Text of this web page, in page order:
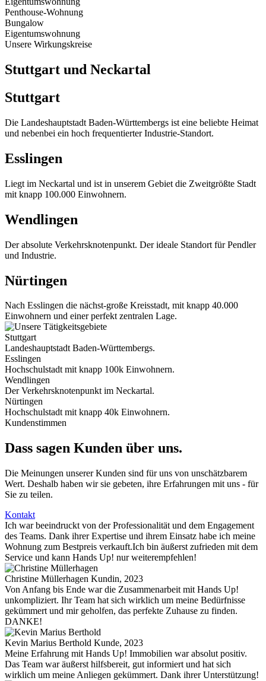
Penthouse-Wohnung
Bungalow
Eigentumswohnung
Unsere Wirkungskreise
Stuttgart und Neckartal
Stuttgart
Die Landeshauptstadt Baden-Württembergs ist eine beliebte Heimat
und nebenbei ein hoch frequentierter Industrie-Standort.
Esslingen
Liegt im Neckartal und ist in unserem Gebiet die Zweitgrößte Stadt
mit knapp 100.000 Einwohnern.
Wendlingen
Der absolute Verkehrsknotenpunkt. Der ideale Standort für Pendler
und Industrie.
Nürtingen
Nach Esslingen die nächst-große Kreisstadt, mit knapp 40.000
Einwohnern und einer perfekt zentralen Lage.
Stuttgart
Landeshauptstadt Baden-Württembergs.
Esslingen
Hochschulstadt mit knapp 100k Einwohnern.
Wendlingen
Der Verkehrsknotenpunkt im Neckartal.
Nürtingen
Hochschulstadt mit knapp 40k Einwohnern.
Kundenstimmen
Dass sagen Kunden über uns.
Die Meinungen unserer Kunden sind für uns von unschätzbarem
Wert. Deshalb haben wir sie gebeten, ihre Erfahrungen mit uns - für
Sie zu teilen.
Kontakt
Ich war beeindruckt von der Professionalität und dem Engagement
des Teams. Dank ihrer Expertise und ihrem Einsatz habe ich meine
Wohnung zum Bestpreis verkauft.Ich bin äußerst zufrieden mit dem
Service und kann Hands Up! nur weiterempfehlen!
Christine Müllerhagen Kundin, 2023
Von Anfang bis Ende war die Zusammenarbeit mit Hands Up!
unkompliziert. Ihr Team hat sich wirklich um meine Bedürfnisse
gekümmert und mir geholfen, das perfekte Zuhause zu finden.
DANKE!
Kevin Marius Berthold Kunde, 2023
Meine Erfahrung mit Hands Up! Immobilien war absolut positiv.
Das Team war äußerst hilfsbereit, gut informiert und hat sich
wirklich um meine Anliegen gekümmert. Dank ihrer Unterstützung!